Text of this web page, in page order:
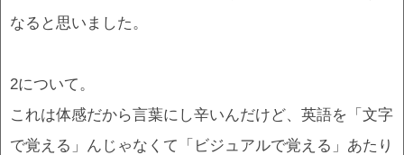
なると思いました。
2について。
これは体感だから言葉にし辛いんだけど、英語を「文字
で覚える」んじゃなくて「ビジュアルで覚える」あたり